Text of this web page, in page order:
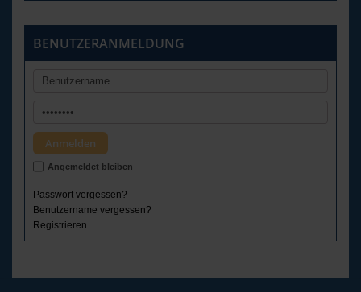
BENUTZERANMELDUNG
Angemeldet bleiben
Passwort vergessen?
Benutzername vergessen?
Registrieren